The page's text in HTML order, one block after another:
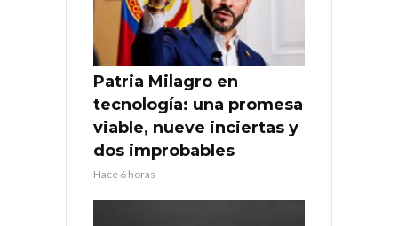
Patria Milagro en
tecnología: una promesa
viable, nueve inciertas y
dos improbables
Hace 6 horas